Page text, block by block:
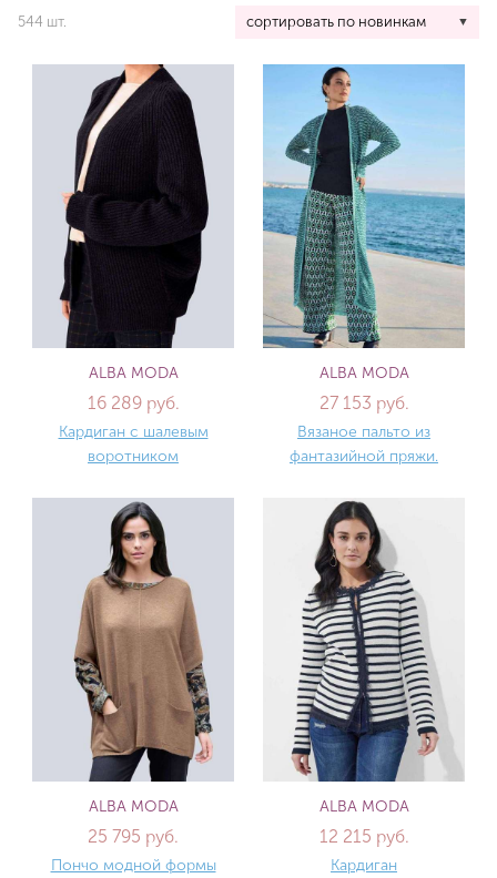
544 шт. сортировать по новинкам
ALBA MODA
16 289 руб.
Кардиган с шалевым
воротником
ALBA MODA
27 153 руб.
Вязаное пальто из
фантазийной пряжи.
ALBA MODA
25 795 руб.
Пончо модной формы
ALBA MODA
12 215 руб.
Кардиган